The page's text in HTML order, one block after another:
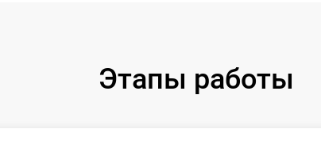
Этапы работы